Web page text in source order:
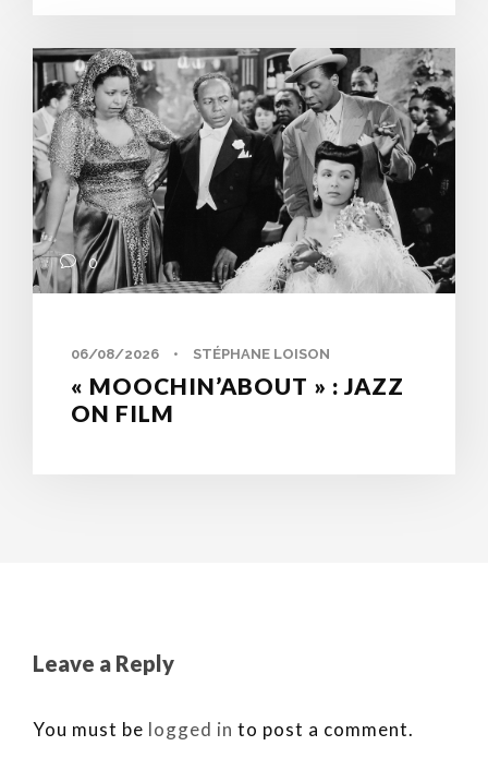
0
06/08/2026 • STÉPHANE LOISON
« MOOCHIN’ABOUT » : JAZZ
ON FILM
Leave a Reply
You must be logged in to post a comment.